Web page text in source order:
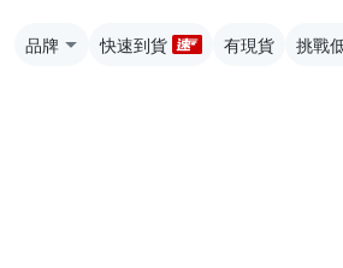
品牌 快速到貨 有現貨 挑戰